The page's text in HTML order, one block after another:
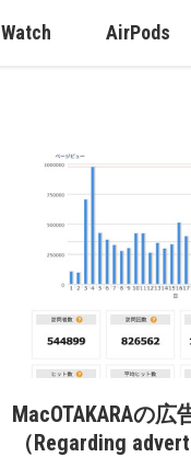
Watch AirPods
MacOTAKARAの
（Regarding